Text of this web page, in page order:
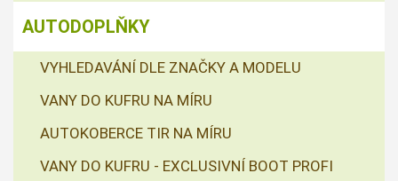
AUTODOPLŇKY
VYHLEDAVÁNÍ DLE ZNAČKY A MODELU
VANY DO KUFRU NA MÍRU
AUTOKOBERCE TIR NA MÍRU
VANY DO KUFRU - EXCLUSIVNÍ BOOT PROFI